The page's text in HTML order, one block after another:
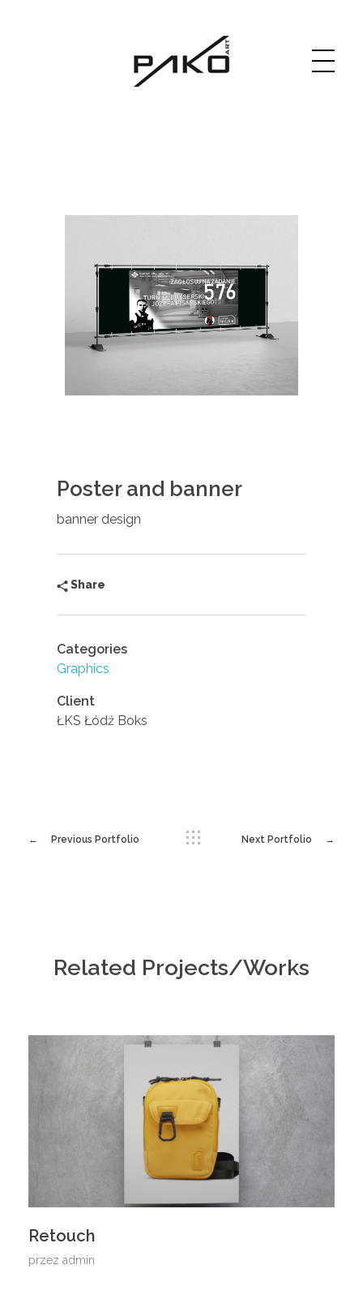
Poster and banner
banner design
Share
Categories
Graphics
Client
ŁKS Łódź Boks
Previous Portfolio Next Portfolio
Related Projects/Works
Retouch
przez admin